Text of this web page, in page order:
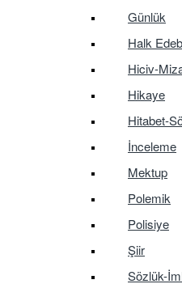
Günlük
Halk
Hiciv-
Hikaye
Hitabet-
İnceleme
Mektup
Polemik
Polisiye
Şiir
Sözlük-